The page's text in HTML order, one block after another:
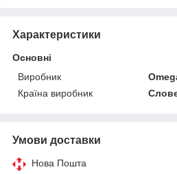
Характеристики
Основні
Виробник
Країна виробник
Умови доставки
Нова Пошта